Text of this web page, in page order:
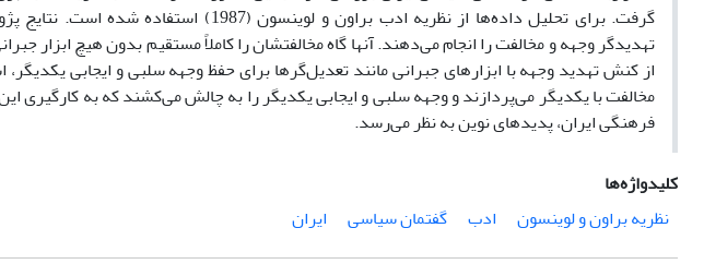
گرفت. برای تحلیل داده‌ها از نظریه ادب براون و
تهدیدگر وجهه و مخالفت را انجام می‌دهند. آنها گاه مخالفتشان را کاملاً مستقیم بدون هیچ ابزار
از کنش تهدید وجهه با ابزارهای جبرانی مانند تعدیل‌گرها برای حفظ وجهه سلبی و ایجابی
مخالفت با یکدیگر می‌پردازند و وجهه سلبی و ایجابی یکدیگر را به چالش می‌کشند که به کارگیری
فرهنگی ایران، پدیده­ای نوین به نظر می‌رسد.
کلیدواژه‌ها
نظریه براون و لوینسون
ادب گفتمان سیاسی ایران